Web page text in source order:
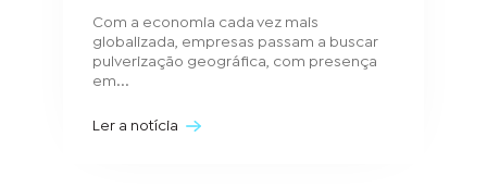
Com a economia cada vez mais
globalizada, empresas passam a buscar
pulverização geográfica, com presença
em...
Ler a notícia